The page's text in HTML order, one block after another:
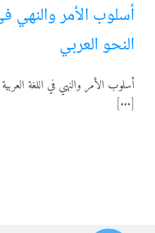
أسلوب الأمر والنهي
النحو العربي
أسلوب الأمر والنهي في اللغة
[...]